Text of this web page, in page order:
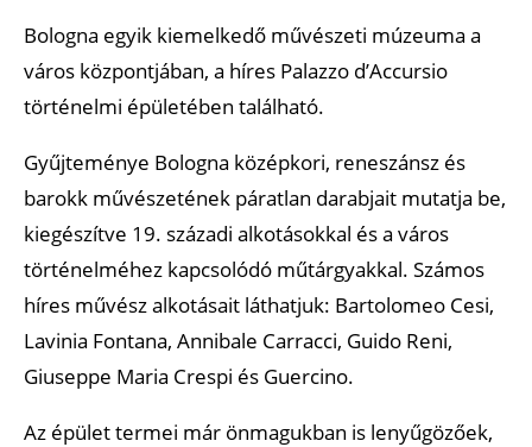
Bologna egyik kiemelkedő művészeti múzeuma a
város központjában, a híres Palazzo d’Accursio
történelmi épületében található.
Gyűjteménye Bologna középkori, reneszánsz és
barokk művészetének páratlan darabjait mutatja be,
kiegészítve 19. századi alkotásokkal és a város
történelméhez kapcsolódó műtárgyakkal. Számos
híres művész alkotásait láthatjuk: Bartolomeo Cesi,
Lavinia Fontana, Annibale Carracci, Guido Reni,
Giuseppe Maria Crespi és Guercino.
Az épület termei már önmagukban is lenyűgözőek,